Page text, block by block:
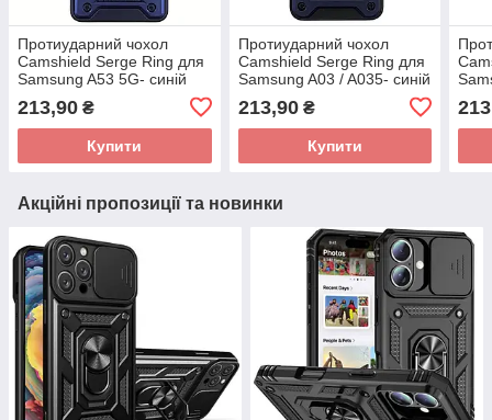
Протиударний чохол
Camshield Serge Ring для
Samsung A53 5G- синій
213,90 ₴
Купити
Протиударний чохол
Camshield Serge Ring для
Samsung A03 / A035- синій
213,90₴
Купити
Акційні пропозиції та новинки